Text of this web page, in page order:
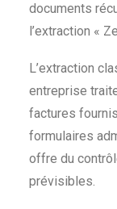
documents
l’extraction «
L’extraction
entreprise
factures
formulaires
offre du
prévisibles.